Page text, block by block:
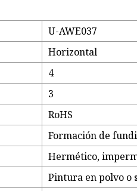
U-AWE037
Horizontal
4
3
RoHS
Formación de
Hermético,
Pintura en polvo o